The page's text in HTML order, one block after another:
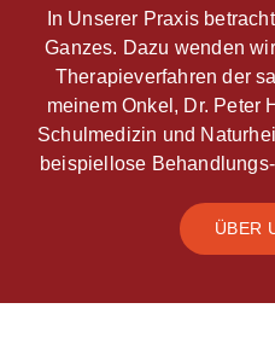
In Unserer Praxis
Ganzes. Dazu wenden
Therapieverfahren der
meinem Onkel, Dr. Peter
Schulmedizin und
beispiellose
ÜBER